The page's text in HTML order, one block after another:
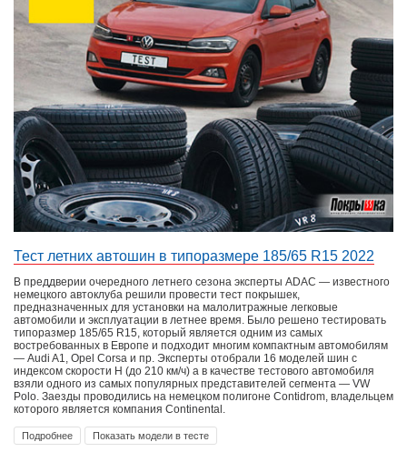
Тест летних автошин в типоразмере 185/65 R15 2022
В преддверии очередного летнего сезона эксперты ADAC — известного
немецкого автоклуба решили провести тест покрышек,
предназначенных для установки на малолитражные легковые
автомобили и эксплуатации в летнее время. Было решено тестировать
типоразмер 185/65 R15, который является одним из самых
востребованных в Европе и подходит многим компактным автомобилям
— Audi A1, Opel Corsa и пр. Эксперты отобрали 16 моделей шин с
индексом скорости Н (до 210 км/ч) а в качестве тестового автомобиля
взяли одного из самых популярных представителей сегмента — VW
Polo. Заезды проводились на немецком полигоне Contidrom, владельцем
которого является компания Continental.
Подробнее Показать модели в тесте